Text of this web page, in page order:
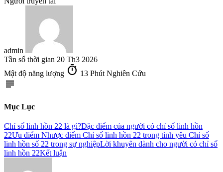
admin
Tần số thời gian 20 Th3 2026
Mật độ năng lượng timer 13 Phút Nghiên Cứu
subject
Mục Lục
Chỉ số linh hồn 22 là gì?Đặc điểm của người có chỉ số linh hồn
22Ưu điểm Nhược điểm Chỉ số linh hồn 22 trong tình yêu Chỉ số
linh hồn số 22 trong sự nghiệpLời khuyên dành cho người có chỉ số
linh hồn 22Kết luận